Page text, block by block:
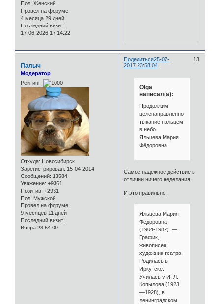
Пол: Женский
Провел на форуме:
4 месяца 29 дней
Последний визит:
17-06-2026 17:14:22
Поделиться 13
25-07-
2017 23:58:04
Палыч
Модератор
Рейтинг:
Откуда: Новосибирск
Зарегистрирован: 15-04-2014
Сообщений: 13584
Уважение: +9361
Позитив: +2931
Пол: Мужской
Провел на форуме:
9 месяцев 11 дней
Последний визит:
Вчера 23:54:09
Olga
написал(а):
Продолжим
целенаправленное
тыкание пальцем
в небо.
Яльцева Мария
Фёдоровна.
Самое надежное действие в
отличии ничего неделания.
И это правильно.
Яльцева Мария
Федоровна
(1904-1982). —
График,
живописец,
художник театра.
Родилась в
Иркутске.
Училась у И. Л.
Копылова (1923
—1928), в
ленинградском